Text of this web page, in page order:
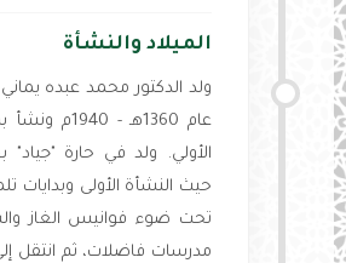
الميلاد والنشأة
ولد الدكتور محمد عبده
عام 1360هـ -
الأولي. ولد في حارة "جياد"
حيث النشأة الأولى
تحت ضوء فوانيس الغاز
مدرسات فاضلات، ثم انتقل